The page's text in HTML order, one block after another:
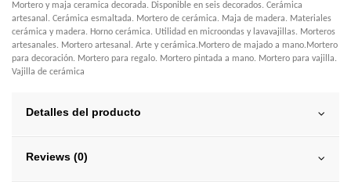
Mortero y maja ceramica decorada. Disponible en seis decorados. Cerámica
artesanal. Cerámica esmaltada. Mortero de cerámica. Maja de madera. Materiales
cerámica y madera. Horno cerámica. Utilidad en microondas y lavavajillas. Morteros
artesanales. Mortero artesanal. Arte y cerámica.Mortero de majado a mano.Mortero
para decoración. Mortero para regalo. Mortero pintada a mano. Mortero para vajilla.
Vajilla de cerámica
Detalles del producto
Reviews (0)